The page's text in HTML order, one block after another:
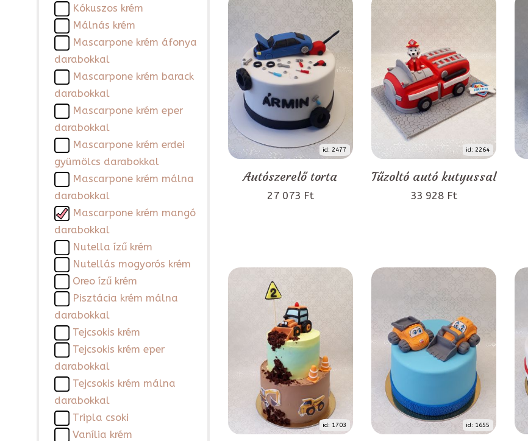
Kókuszos krém
Málnás krém
Mascarpone krém áfonya
darabokkal
Mascarpone krém barack
darabokkal
Mascarpone krém eper
darabokkal
Mascarpone krém erdei
gyümölcs darabokkal
Mascarpone krém málna
darabokkal
Mascarpone krém mangó
darabokkal
Nutella ízű krém
Nutellás mogyorós krém
Oreo ízű krém
Pisztácia krém málna
darabokkal
Tejcsokis krém
Tejcsokis krém eper
darabokkal
Tejcsokis krém málna
darabokkal
Tripla csoki
Vanília krém
id: 2477
Autószerelő torta
27 073 Ft
id: 2264
Tűzoltó autó kutyussal
33 928 Ft
id: 1703 id: 1655